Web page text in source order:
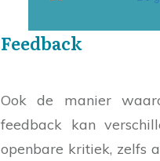
Feedback
Ook de manier
feedback kan
openbare kritiek, zelfs